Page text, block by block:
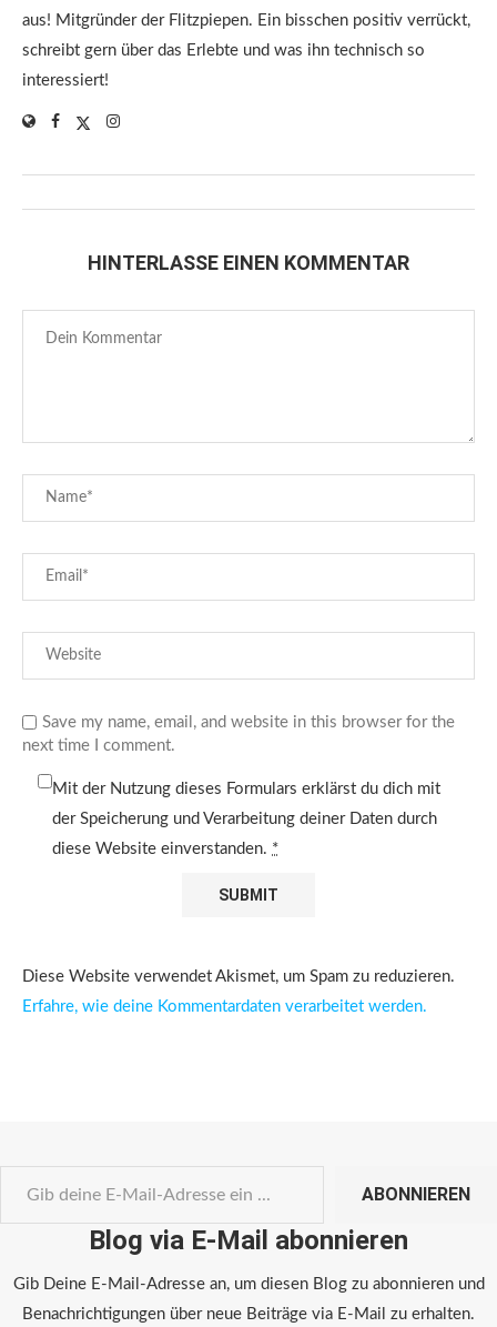
aus! Mitgründer der Flitzpiepen. Ein bisschen positiv verrückt,
schreibt gern über das Erlebte und was ihn technisch so
interessiert!
HINTERLASSE EINEN KOMMENTAR
Save my name, email, and website in this browser for the
next time I comment.
Mit der Nutzung dieses Formulars erklärst du dich mit
der Speicherung und Verarbeitung deiner Daten durch
diese Website einverstanden. *
Diese Website verwendet Akismet, um Spam zu reduzieren.
Erfahre, wie deine Kommentardaten verarbeitet werden.
ABONNIEREN
Blog via E-Mail abonnieren
Gib Deine E-Mail-Adresse an, um diesen Blog zu abonnieren und
Benachrichtigungen über neue Beiträge via E-Mail zu erhalten.